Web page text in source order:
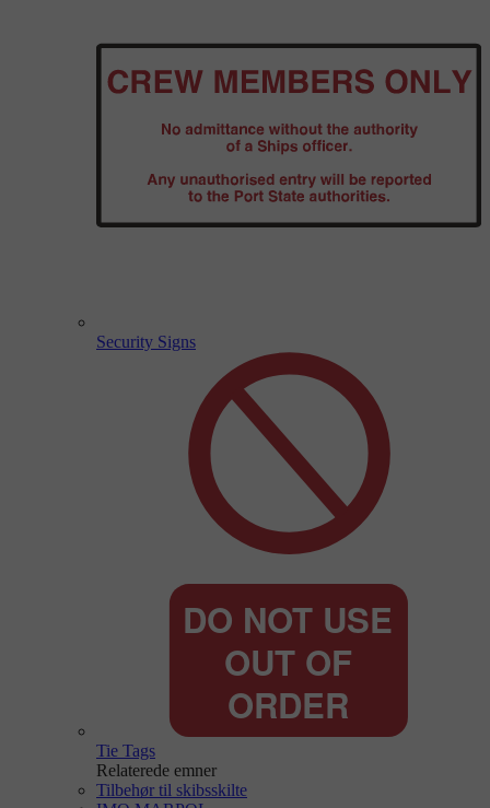
Security Signs
Tie Tags
Relaterede emner
Tilbehør til skibsskilte